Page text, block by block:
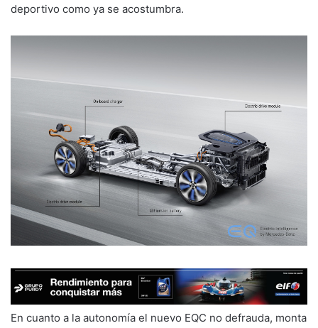
deportivo como ya se acostumbra.
En cuanto a la autonomía el nuevo EQC no defrauda, monta